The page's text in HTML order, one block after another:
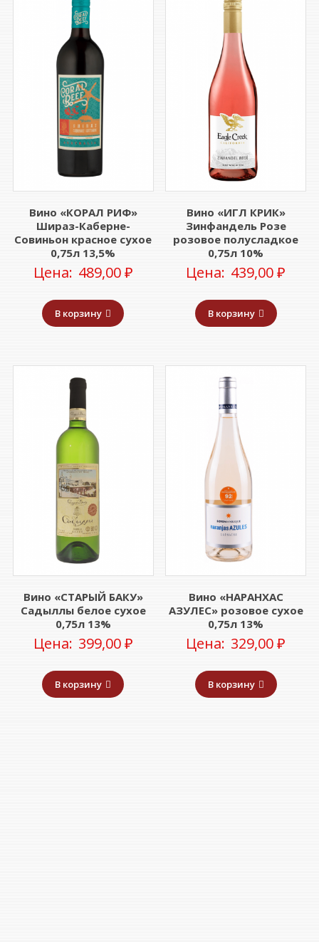
Вино «КОРАЛ РИФ»
Шираз-Каберне-
Совиньон красное сухое
0,75л 13,5%
Цена: 489,00₽
В корзину
Вино «ИГЛ КРИК»
Зинфандель Розе
розовое полусладкое
0,75л 10%
Цена: 439,00₽
В корзину
Вино «СТАРЫЙ БАКУ»
Садыллы белое сухое
0,75л 13%
Цена: 399,00₽
В корзину
Вино «НАРАНХАС
АЗУЛЕС» розовое сухое
0,75л 13%
Цена: 329,00₽
В корзину